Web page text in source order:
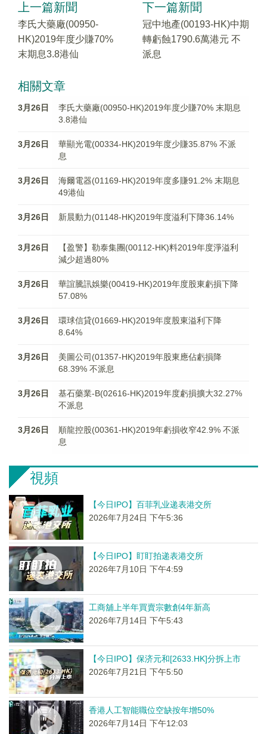
上一篇新聞
李氏大藥廠(00950-
HK)2019年度少賺70%
末期息3.8港仙
下一篇新聞
冠中地產(00193-HK)中期
轉虧蝕1790.6萬港元 不
派息
相關文章
3月26日
李氏大藥廠(00950-HK)2019年度少賺70% 末期息
3.8港仙
3月26日
華顯光電(00334-HK)2019年度少賺35.87% 不派
息
3月26日
海爾電器(01169-HK)2019年度多賺91.2% 末期息
49港仙
3月26日 新晨動力(01148-HK)2019年度溢利下降36.14%
3月26日
【盈警】勒泰集團(00112-HK)料2019年度淨溢利
減少超過80%
3月26日
華誼騰訊娛樂(00419-HK)2019年度股東虧損下降
57.08%
3月26日
環球信貸(01669-HK)2019年度股東溢利下降
8.64%
3月26日
美圖公司(01357-HK)2019年股東應佔虧損降
68.39% 不派息
3月26日
基石藥業-B(02616-HK)2019年度虧損擴大32.27%
不派息
3月26日
順龍控股(00361-HK)2019年虧損收窄42.9% 不派
息
視頻
【今日IPO】百菲乳业递表港交所
2026年7月24日 下午5:36
【今日IPO】盯盯拍递表港交所
2026年7月10日 下午4:59
工商舖上半年買賣宗數創4年新高
2026年7月14日 下午5:43
【今日IPO】保济元和[2633.HK]分拆上市
2026年7月21日 下午5:50
香港人工智能職位空缺按年增50%
2026年7月14日 下午12:03